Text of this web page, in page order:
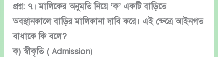
প্রশ্ন: ৭। মালিকের অনুমতি নিয়ে ‘ক’ একটি বাড়িতে
অবস্থানকালে বাড়ির মালিকানা দাবি করে। এই ক্ষেত্রে আইনগত
বাধাকে কি বলে?
ক) স্বীকৃতি ( Admission)